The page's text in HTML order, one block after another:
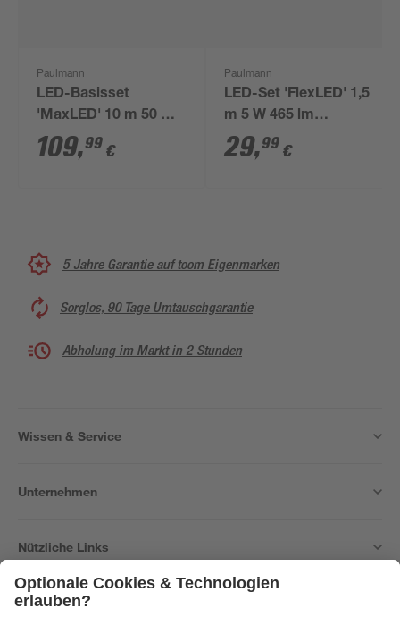
Paulmann
LED-Basisset
'MaxLED' 10 m 50 W
5500 lm
tageslichtweiß, silber
109,99 €
Paulmann
LED-Set 'FlexLED' 1,5
m 5 W 465 lm
warmweiß, weiß
29,99 €
5 Jahre Garantie auf toom Eigenmarken
Sorglos, 90 Tage Umtauschgarantie
Abholung im Markt in 2 Stunden
Wissen & Service
Unternehmen
Nützliche Links